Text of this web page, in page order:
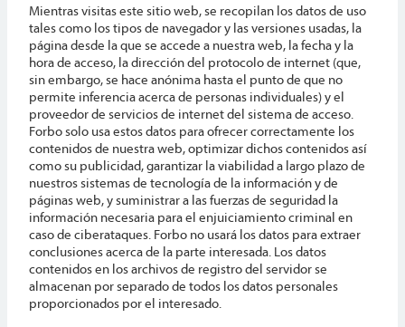
Mientras visitas este sitio web, se recopilan los datos de uso
tales como los tipos de navegador y las versiones usadas, la
página desde la que se accede a nuestra web, la fecha y la
hora de acceso, la dirección del protocolo de internet (que,
sin embargo, se hace anónima hasta el punto de que no
permite inferencia acerca de personas individuales) y el
proveedor de servicios de internet del sistema de acceso.
Forbo solo usa estos datos para ofrecer correctamente los
contenidos de nuestra web, optimizar dichos contenidos así
como su publicidad, garantizar la viabilidad a largo plazo de
nuestros sistemas de tecnología de la información y de
páginas web, y suministrar a las fuerzas de seguridad la
información necesaria para el enjuiciamiento criminal en
caso de ciberataques. Forbo no usará los datos para extraer
conclusiones acerca de la parte interesada. Los datos
contenidos en los archivos de registro del servidor se
almacenan por separado de todos los datos personales
proporcionados por el interesado.